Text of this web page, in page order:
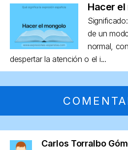
Hacer
de un
normal,
despertar la atención o el i...
Carlos Torralbo